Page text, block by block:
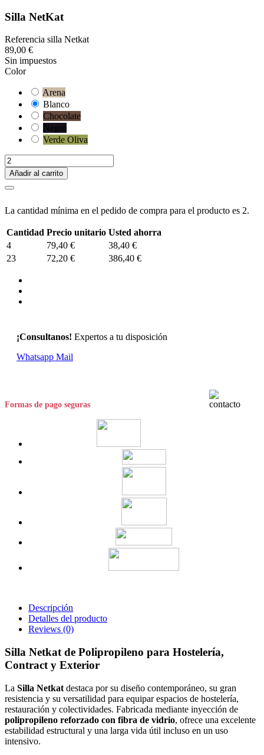
Silla NetKat
Referencia silla Netkat
89,00 €
Sin impuestos
Color
Arena
Blanco
Chocolate
Negro
Verde Oliva
Añadir al carrito
La cantidad mínima en el pedido de compra para el producto es 2.
Cantidad Precio unitario Usted ahorra
4
79,40 €
38,40 €
23
72,20 € 386,40 €
¡Consultanos! Expertos a tu disposición
Whatsapp Mail
Formas de pago seguras
Descripción
Detalles del producto
Reviews (0)
Silla Netkat de Polipropileno para Hostelería,
Contract y Exterior
La Silla Netkat destaca por su diseño contemporáneo, su gran
resistencia y su versatilidad para equipar espacios de hostelería,
restauración y colectividades. Fabricada mediante inyección de
polipropileno reforzado con fibra de vidrio, ofrece una excelente
estabilidad estructural y una larga vida útil incluso en un uso
intensivo.